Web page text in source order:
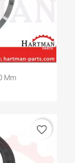
Mm
favorite_border